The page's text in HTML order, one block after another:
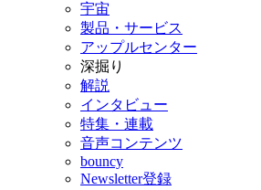
宇宙
製品・サービス
アップルセンター
深掘り
解説
インタビュー
特集・連載
音声コンテンツ
bouncy
Newsletter登録